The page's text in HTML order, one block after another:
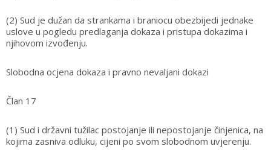
(2) Sud je dužan da strankama i braniocu obezbijedi jednake
uslove u pogledu predlaganja dokaza i pristupa dokazima i
njihovom izvođenju.
Slobodna ocjena dokaza i pravno nevaljani dokazi
Član 17
(1) Sud i državni tužilac postojanje ili nepostojanje činjenica, na
kojima zasniva odluku, cijeni po svom slobodnom uvjerenju.